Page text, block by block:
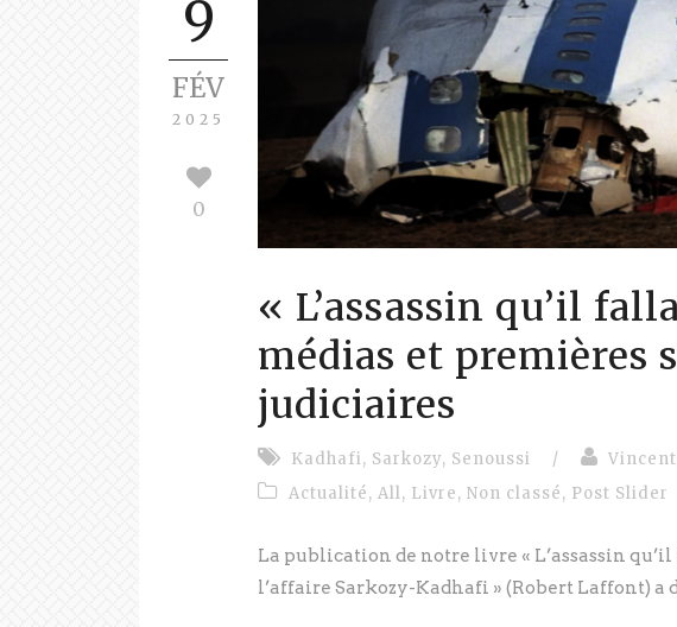
9
FÉV
2025
0
« L’assassin qu’il
médias et premières
judiciaires
Kadhafi, Sarkozy, Senoussi /
Actualité, All, Livre, Non classé, Post Slider
La publication de notre livre « L’assassin
l’affaire Sarkozy-Kadhafi » (Robert Laffont) a